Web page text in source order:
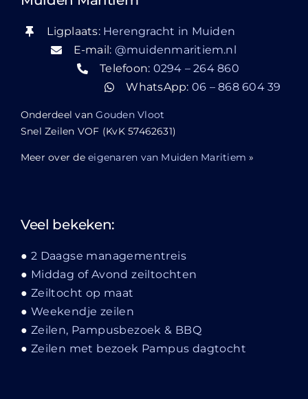
Ligplaats: Herengracht in Muiden
E-mail: @muidenmaritiem.nl
Telefoon: 0294 – 264 860
WhatsApp: 06 – 868 604 39
Onderdeel vanGouden Vloot
Snel Zeilen VOF (KvK 57462631)
Meer over deeigenaren van Muiden Maritiem »
Veel bekeken:
2 Daagse managementreis
Middag of Avond zeiltochten
Zeiltocht op maat
Weekendje zeilen
Zeilen, Pampusbezoek & BBQ
Zeilen met bezoek Pampus dagtocht